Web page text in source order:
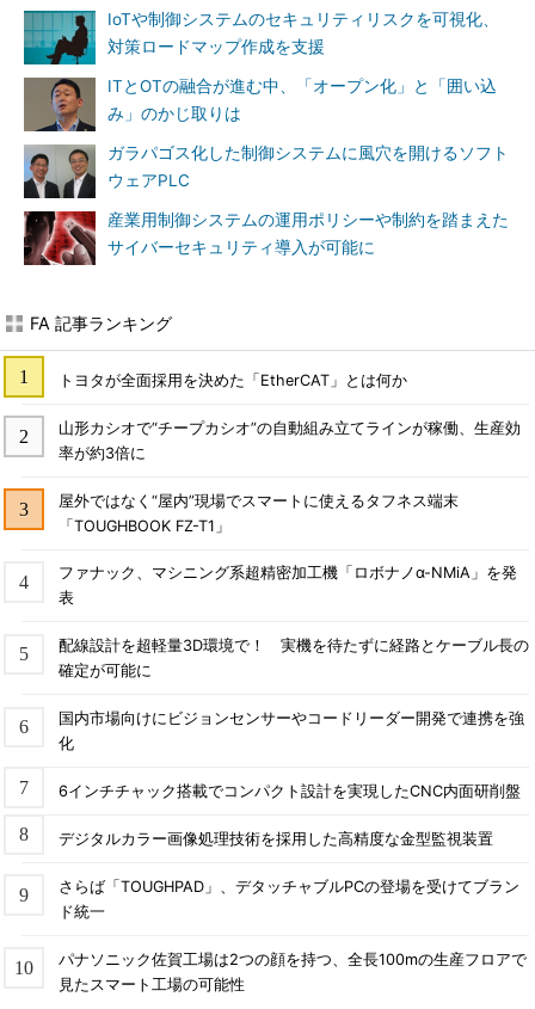
IoTや制御システムのセキュリティリスクを可視化、
対策ロードマップ作成を支援
ITとOTの融合が進む中、「オープン化」と「囲い込
み」のかじ取りは
ガラパゴス化した制御システムに風穴を開けるソフト
ウェアPLC
産業用制御システムの運用ポリシーや制約を踏まえた
サイバーセキュリティ導入が可能に
FA 記事ランキング
トヨタが全面採用を決めた「EtherCAT」とは何か
山形カシオで“チープカシオ”の自動組み立てラインが稼働、生産効
率が約3倍に
屋外ではなく“屋内”現場でスマートに使えるタフネス端末
「TOUGHBOOK FZ-T1」
ファナック、マシニング系超精密加工機「ロボナノα-NMiA」を発
表
配線設計を超軽量3D環境で！ 実機を待たずに経路とケーブル長の
確定が可能に
国内市場向けにビジョンセンサーやコードリーダー開発で連携を強
化
6インチチャック搭載でコンパクト設計を実現したCNC内面研削盤
デジタルカラー画像処理技術を採用した高精度な金型監視装置
さらば「TOUGHPAD」、デタッチャブルPCの登場を受けてブラン
ド統一
パナソニック佐賀工場は2つの顔を持つ、全長100mの生産フロアで
見たスマート工場の可能性